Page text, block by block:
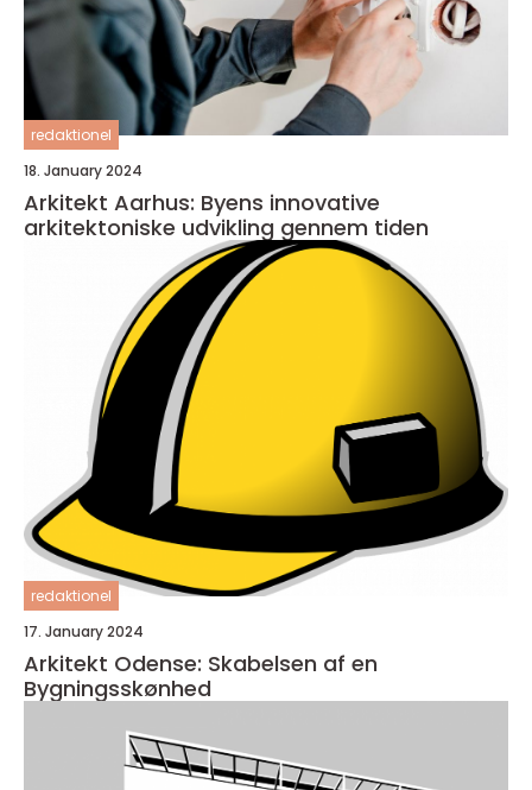
redaktionel
18. January 2024
Arkitekt Aarhus: Byens innovative
arkitektoniske udvikling gennem tiden
redaktionel
17. January 2024
Arkitekt Odense: Skabelsen af en
Bygningsskønhed